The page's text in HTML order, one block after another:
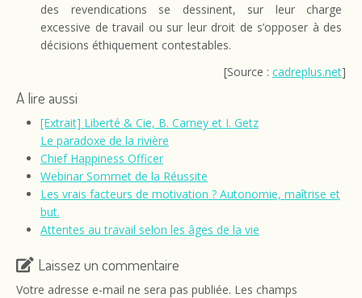
des revendications se dessinent, sur leur charge
excessive de travail ou sur leur droit de s’opposer à des
décisions éthiquement contestables.
[Source : cadreplus.net]
A lire aussi
[Extrait] Liberté & Cie, B. Carney et I. Getz
Le paradoxe de la rivière
Chief Happiness Officer
Webinar Sommet de la Réussite
Les vrais facteurs de motivation ? Autonomie, maîtrise et
but.
Attentes au travail selon les âges de la vie
Laissez un commentaire
Votre adresse e-mail ne sera pas publiée. Les champs